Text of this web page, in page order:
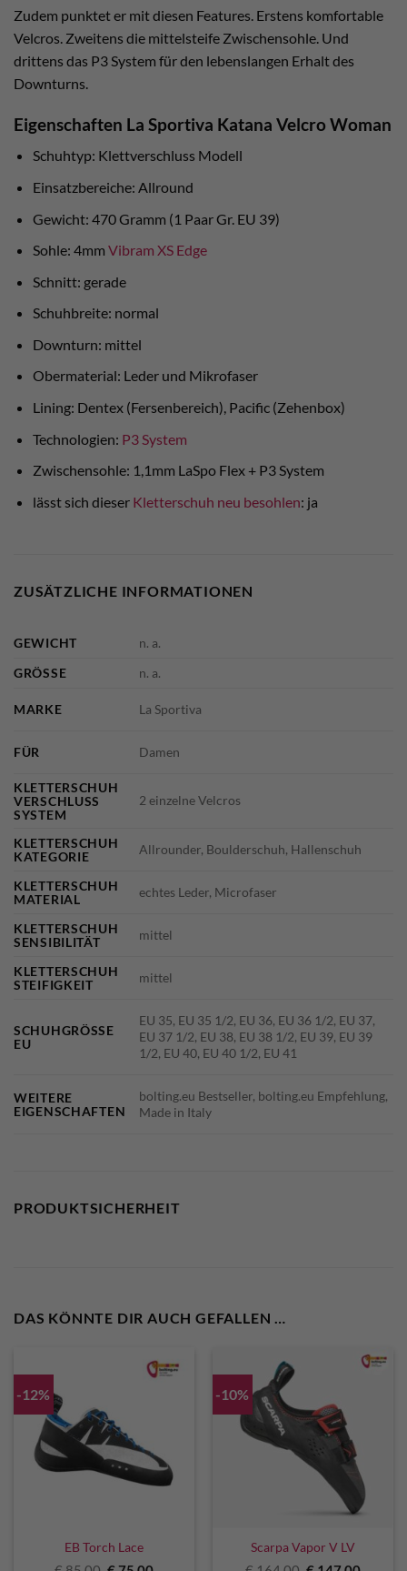
Zudem punktet er mit diesen Features. Erstens komfortable
Velcros. Zweitens die mittelsteife Zwischensohle. Und
drittens das P3 System für den lebenslangen Erhalt des
Downturns.
Eigenschaften La Sportiva Katana Velcro Woman
Schuhtyp: Klettverschluss Modell
Einsatzbereiche: Allround
Gewicht: 470 Gramm (1 Paar Gr. EU 39)
Sohle: 4mm Vibram XS Edge
Schnitt: gerade
Schuhbreite: normal
Downturn: mittel
Obermaterial: Leder und Mikrofaser
Lining: Dentex (Fersenbereich), Pacific (Zehenbox)
Technologien: P3 System
Zwischensohle: 1,1mm LaSpo Flex + P3 System
lässt sich dieser Kletterschuh neu besohlen: ja
ZUSÄTZLICHE INFORMATIONEN
GEWICHT
n. a.
GRÖSSE
n. a.
MARKE La Sportiva
FÜR Damen
KLETTERSCHUH
VERSCHLUSS
SYSTEM
2 einzelne Velcros
KLETTERSCHUH
KATEGORIE
Allrounder, Boulderschuh, Hallenschuh
KLETTERSCHUH
MATERIAL
echtes Leder, Microfaser
KLETTERSCHUH
SENSIBILITÄT
mittel
KLETTERSCHUH
STEIFIGKEIT
mittel
SCHUHGRÖSSE E
U
EU 35, EU 35 1/2, EU 36, EU 36 1/2, EU 37,
EU 37 1/2, EU 38, EU 38 1/2, EU 39, EU 39
1/2, EU 40, EU 40 1/2, EU 41
WEITERE
EIGENSCHAFTEN
bolting.eu Bestseller, bolting.eu Empfehlung,
Made in Italy
PRODUKTSICHERHEIT
DAS KÖNNTE DIR AUCH GEFALLEN …
-12%
EB Torch Lace
-10%
Scarpa Vapor V LV